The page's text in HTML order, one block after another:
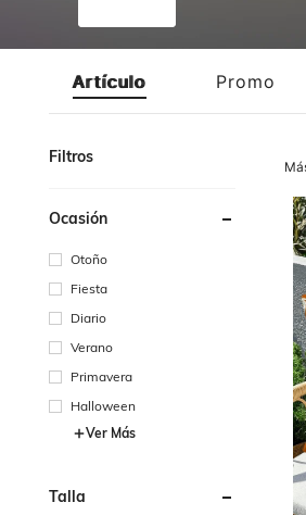
Artículo Promo
Filtros
Ocasión
Otoño
Fiesta
Diario
Verano
Primavera
Halloween
Ver Más
Talla